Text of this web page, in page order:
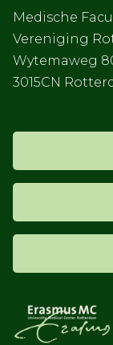
Medische
Vereniging
Wytemaweg
3015CN